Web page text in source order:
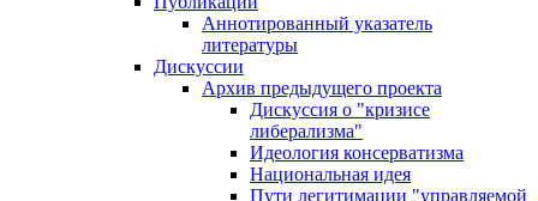
Аннотированный указатель
литературы
Дискуссии
Архив предыдущего проекта
Дискуссия о "кризисе
либерализма"
Идеология консерватизма
Национальная идея
Пути легитимации "управляемой